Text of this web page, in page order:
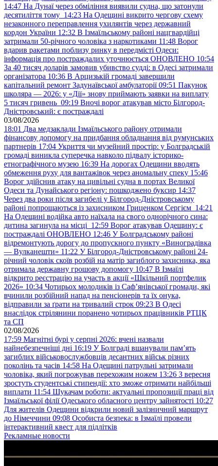
14:47 На Дунаї через обміління виявили судна, що затонули
десятиліття тому 14:23 На Одещині викрито чергову схему
незаконного переправлення ухилянтів через державний
кордон України 12:32 В Ізмаїльському районі нацгвардійці
затримали 50-річного чоловіка з наркотиками 11:48 Ворог
вдарив ракетами поблизу ринку в передмісті Одеси:
інформація про постраждалих уточнюється ОНОВЛЕНО 10:54
За 40 тисяч доларів замовив убивство судді: в Одесі затримали
організатора 10:36 В Арцизькій громаді завершили
капітальний ремонт Задунаївської амбулаторії 09:51 Пакунок
школяра — 2026: у «Дії» знову приймають заявки на виплату
5 тисяч гривень 09:19 Вночі ворог атакував місто Білгород-
Дністровський: є постраждалі
03/08/2026
18:01 Два медзаклади Ізмаїльського району отримали
фінансову допомогу на придбання обладнання від румунських
партнерів 17:04 Укриття чи музейний простір: у Болградській
громаді виникла суперечка навколо підвалу історико-
етнографічного музею 16:39 На дорогах Одещини вводять
обмеження руху для вантажівок через аномальну спеку 15:46
Ворог здійснив атаку на цивільні судна в портах Великої
Одеси та Дунайського регіону: пошкоджено буксир 14:37
Через два роки після загибелі у Білгород-Дністровському
районі попрощаються із захисником Гриценком Сергієм 14:21
На Одещині водійка авто наїхала на свого однорічного сина:
дитина загинула на місці 12:59 Ворог атакував Одещину: є
постраждалі ОНОВЛЕНО 12:46 У Болградському районі
відремонтують дорогу до пропускного пункту «Виноградівка
— Вулканешти» 11:22 У Білгород-Дністровському районі 24-
річний чоловік скоїв розбій на матір загиблого захисника, яка
отримала державну грошову допомогу 10:47 В Ізмаїлі
відкрито реєстрацію на участь в акції «Шкільний портфелик
2026» 10:34 Чотирьох молодиків із Саф’янівської громади, які
вчинили розбійний напад на пенсіонерів та їх онука,
відправили за ґрати на тривалий строк 09:23 В Одесі
внаслідок стрілянини поранено чотирьох працівників РТЦК
та СП
02/08/2026
17:59 Магнітні бурі у серпні 2026: вчені назвали
найнебезпечніші дні 16:19 У Болграді вшанували пам’ять
загиблих військовослужбовців десантних військ різних
поколінь та часів 14:58 На Одещині патрульні затримали
чоловіка, який погрожував перехожим ножем 13:26 З вересня
зростуть студентські стипендії: хто зможе отримати найбільші
виплати 11:54 Шукачам роботи: актуальні пропозиції праці від
Ізмаїльської філії Одеського обласного центру зайнятості 10:27
Для жителів Одещини відкрили новий залізничний маршрут
до Німеччини 09:08 Особиста безпека: в Ізмаїлі провели
інтерактивний квест для підлітків
Рекламные новости